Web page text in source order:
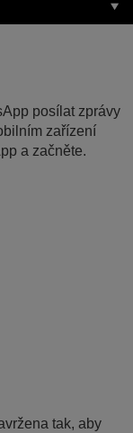
posílat zprávy
zařízení
a začněte.
tak, aby